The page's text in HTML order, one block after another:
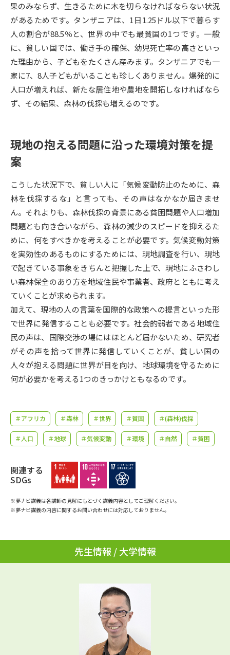
新学年スタート号特集ページ
（高3生用）
新学年スタート号特集ページ
（高2生用）
SELFBRAND特集ページ
オープンキャンパスなどを調べる
来場型・Web型イベント特集 夢ナビライブ
受験準備 資料検索
志望校・出願校を調べる
併願校選び 受験スケジュールを立てよう
先輩が入学を決めた理由
新生活お役立ちガイド
学問発見 学問検索
学問のミニ講義「夢ナビ講義」 学問分野解説
ユーザーサポート
Ｑ＆Ａ よくあるご質問 大学進学IDについて
受付内容・発送状況の確認
テレメール
テレメール進学カタログ
訂正のご案内
果のみならず、生きるために木を切らなければならない状況
があるためです。タンザニアは、1日1.25ドル以下で暮らす
人の割合が88.5％と、世界の中でも最貧国の1つです。一般
に、貧しい国では、働き手の確保、幼児死亡率の高さといっ
た理由から、子どもをたくさん産みます。タンザニアでも一
家に7、8人子どもがいることも珍しくありません。爆発的に
人口が増えれば、新たな居住地や農地を開拓しなければなら
ず、その結果、森林の伐採も増えるのです。
現地の抱える問題に沿った環境対策を提
案
こうした状況下で、貧しい人に「気候変動防止のために、森
林を伐採するな」と言っても、その声はなかなか届きませ
ん。それよりも、森林伐採の背景にある貧困問題や人口増加
問題とも向き合いながら、森林の減少のスピードを抑えるた
めに、何をすべきかを考えることが必要です。気候変動対策
を実効性のあるものにするためには、現地調査を行い、現地
で起きている事象をきちんと把握した上で、現地にふさわし
い森林保全のあり方を地域住民や事業者、政府とともに考え
ていくことが求められます。
加えて、現地の人の言葉を国際的な政策への提言といった形
で世界に発信することも必要です。社会的弱者である地域住
民の声は、国際交渉の場にはほとんど届かないため、研究者
がその声を拾って世界に発信していくことが、貧しい国の
人々が抱える問題に世界が目を向け、地球環境を守るために
何が必要かを考える1つのきっかけともなるのです。
＃アフリカ ＃森林 ＃世界 ＃貧国 ＃(森林)伐採
＃人口 ＃地球 ＃気候変動 ＃環境 ＃自然 ＃貧困
関連する
SDGs
※夢ナビ講義は各講師の見解にもとづく講義内容としてご理解ください。
※夢ナビ講義の内容に関するお問い合わせには対応しておりません。
先生情報 / 大学情報